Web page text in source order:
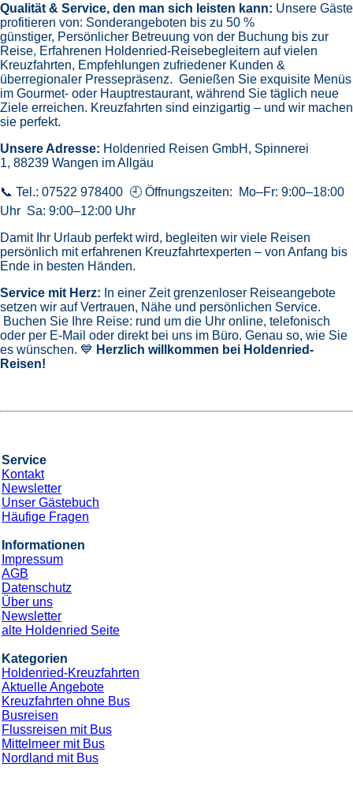
Qualität & Service, den man sich leisten kann: Unsere Gäste
profitieren von: Sonderangeboten bis zu 50 %
günstiger, Persönlicher Betreuung von der Buchung bis zur
Reise, Erfahrenen Holdenried-Reisebegleitern auf vielen
Kreuzfahrten, Empfehlungen zufriedener Kunden &
überregionaler Pressepräsenz. Genießen Sie exquisite Menüs
im Gourmet- oder Hauptrestaurant, während Sie täglich neue
Ziele erreichen. Kreuzfahrten sind einzigartig – und wir machen
sie perfekt.
Unsere Adresse: Holdenried Reisen GmbH, Spinnerei
1, 88239 Wangen im Allgäu
📞 Tel.: 07522 978400 🕘 Öffnungszeiten: Mo–Fr: 9:00–18:00
Uhr Sa: 9:00–12:00 Uhr
Damit Ihr Urlaub perfekt wird, begleiten wir viele Reisen
persönlich mit erfahrenen Kreuzfahrtexperten – von Anfang bis
Ende in besten Händen.
Service mit Herz: In einer Zeit grenzenloser Reiseangebote
setzen wir auf Vertrauen, Nähe und persönlichen Service.
Buchen Sie Ihre Reise: rund um die Uhr online, telefonisch
oder per E-Mail oder direkt bei uns im Büro. Genau so, wie Sie
es wünschen. 💙 Herzlich willkommen bei Holdenried-
Reisen!
Service
Kontakt
Newsletter
Unser Gästebuch
Häufige Fragen
Informationen
Impressum
AGB
Datenschutz
Über uns
Newsletter
alte Holdenried Seite
Kategorien
Holdenried-Kreuzfahrten
Aktuelle Angebote
Kreuzfahrten ohne Bus
Busreisen
Flussreisen mit Bus
Mittelmeer mit Bus
Nordland mit Bus